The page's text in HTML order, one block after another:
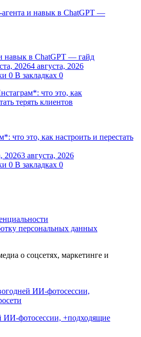
навык в ChatGPT — гайд
20264 августа, 2026
0 В закладках 0
что это, как настроить и перестать
20263 августа, 2026
0 В закладках 0
персональных данных
о соцсетях, маркетинге и
ИИ-фотосессии, +подходящие